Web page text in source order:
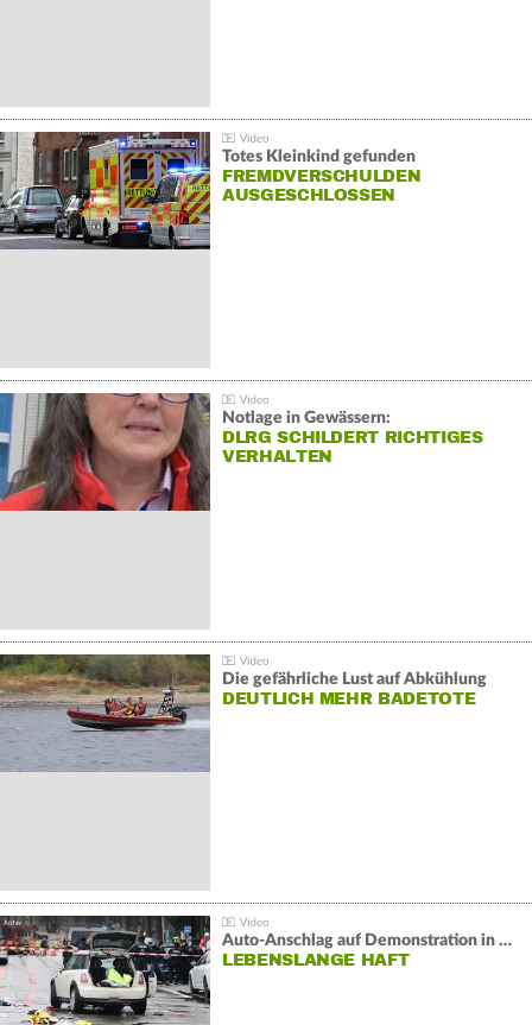
Totes Kleinkind gefunden
FREMDVERSCHULDEN
AUSGESCHLOSSEN
Notlage in Gewässern:
DLRG SCHILDERT RICHTIGES
VERHALTEN
Die gefährliche Lust auf Abkühlung
DEUTLICH MEHR BADETOTE
Auto-Anschlag auf Demonstration in München:
LEBENSLANGE HAFT